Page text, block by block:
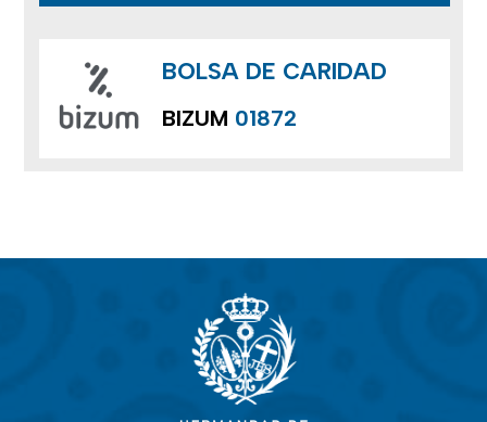
BOLSA DE CARIDAD
BIZUM 01872